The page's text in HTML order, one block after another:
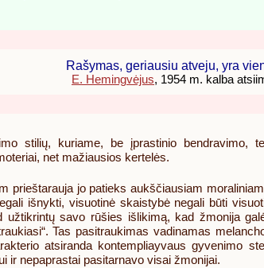
Rašymas, geriausiu atveju, yra
E. Hemingvėjus, 1954 m. kalba
stilių, kuriame, be įprastinio bendravimo,
net mažiausios kertelės.
prieštarauja jo patieks aukščiausiam
išnykti, visuotinė skaistybė negali būti
savo rūšies išlikimą, kad žmonija
Tas pasitraukimas vadinamas
atsiranda kontempliayvaus gyvenimo
ir nepaprastai pasitarnavo visai žmonijai.